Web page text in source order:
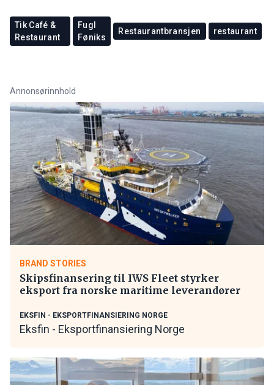
Tik Café &
Restaurant
Fugl
Føniks
Restaurantbransjen restaurant
Annonsørinnhold
BRAND STORIES
Skipsfinansering til IWS Fleet styrker
eksport fra norske maritime leverandører
EKSFIN - EKSPORTFINANSIERING NORGE
Eksfin - Eksportfinansiering Norge